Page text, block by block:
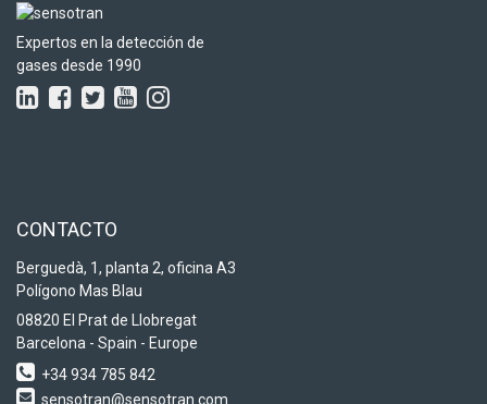
Expertos en la detección de
gases desde 1990
CONTACTO
Berguedà, 1, planta 2, oficina A3
Polígono Mas Blau
08820 El Prat de Llobregat
Barcelona - Spain - Europe
+34 934 785 842
sensotran@sensotran.com